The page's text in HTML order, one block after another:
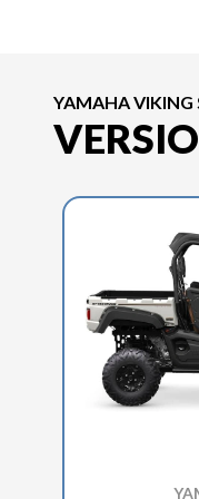
YAMAHA VIKING